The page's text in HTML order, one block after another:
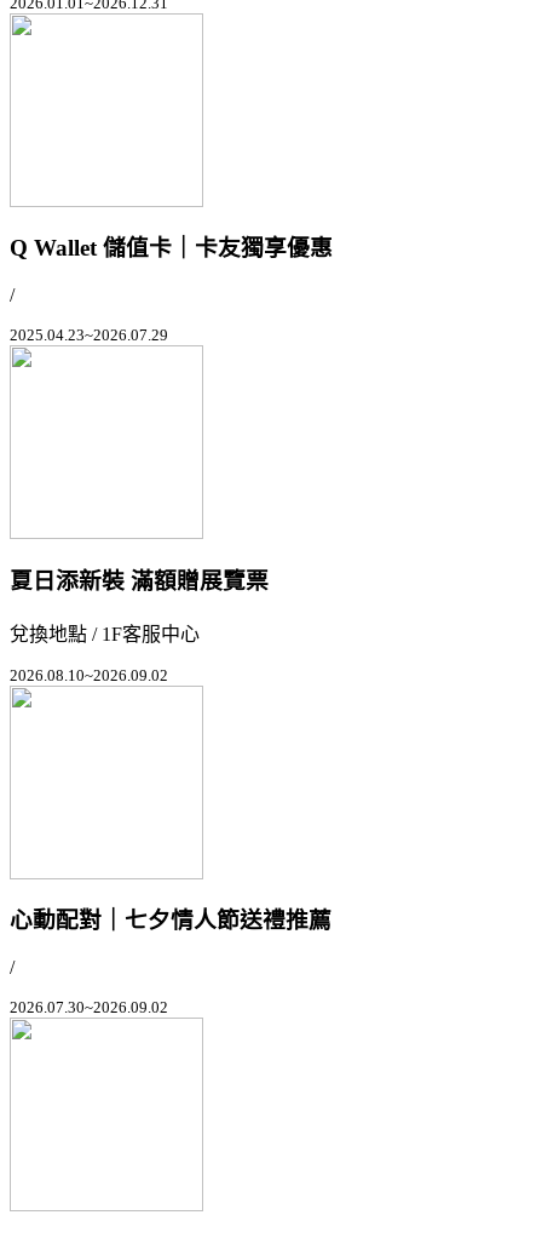
Q Wallet 儲值卡｜卡友獨享優惠
/
2025.04.23~2026.07.29
夏日添新裝 滿額贈展覽票
兌換地點 / 1F客服中心
2026.08.10~2026.09.02
心動配對｜七夕情人節送禮推薦
/
2026.07.30~2026.09.02